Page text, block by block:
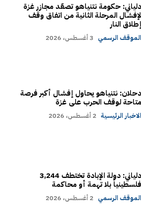
دلياني: حكومة نتنياهو تصعّد مجازر غزة
لإفشال المرحلة الثانية من اتفاق وقف
إطلاق النار
الموقف الرسمي 3 أغسطس، 2026
دحلان: نتنياهو يحاول إفشال أكبر فرصة
متاحة لوقف الحرب على غزة
الاخبار الرئيسية 2 أغسطس، 2026
دلياني: دولة الإبادة تختطف 3,244
فلسطينياً بلا تهمة أو محاكمة
الموقف الرسمي 2 أغسطس، 2026